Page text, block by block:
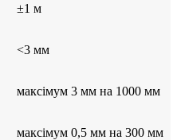
±1 м
<3 мм
максімум 3 мм на 1000 мм
максімум 0,5 мм на 300 мм